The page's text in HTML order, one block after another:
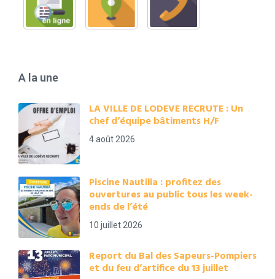
A la une
LA VILLE DE LODEVE RECRUTE : Un
chef d’équipe bâtiments H/F
4 août 2026
Piscine Nautilia : profitez des
ouvertures au public tous les week-
ends de l’été
10 juillet 2026
Report du Bal des Sapeurs-Pompiers
et du feu d’artifice du 13 juillet